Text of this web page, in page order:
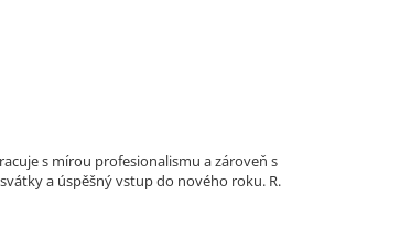
s mírou profesionalismu a zároveň s
a úspěšný vstup do nového roku. R.